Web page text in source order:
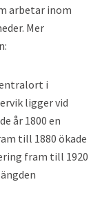
arbetar inom
Mer
i
ligger vid
år 1800 en
till 1880 ökade
fram till 1920